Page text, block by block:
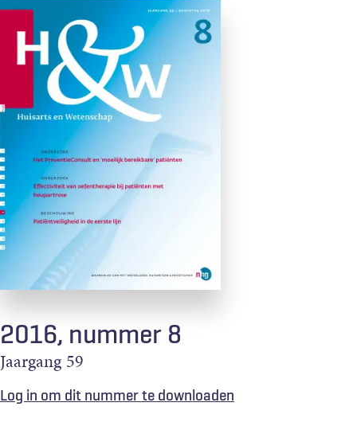
2016, nummer 8
Jaargang 59
Log in om dit nummer te downloaden